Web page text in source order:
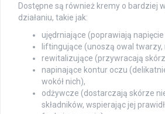
Dostępne są również kremy o bardziej
działaniu, takie jak:
ujędrniające (poprawiają napięcie
liftingujące (unoszą owal twarzy,
rewitalizujące (przywracają
napinające kontur oczu
wokół nich),
odżywcze (dostarczają skórze
składników, wspierając jej